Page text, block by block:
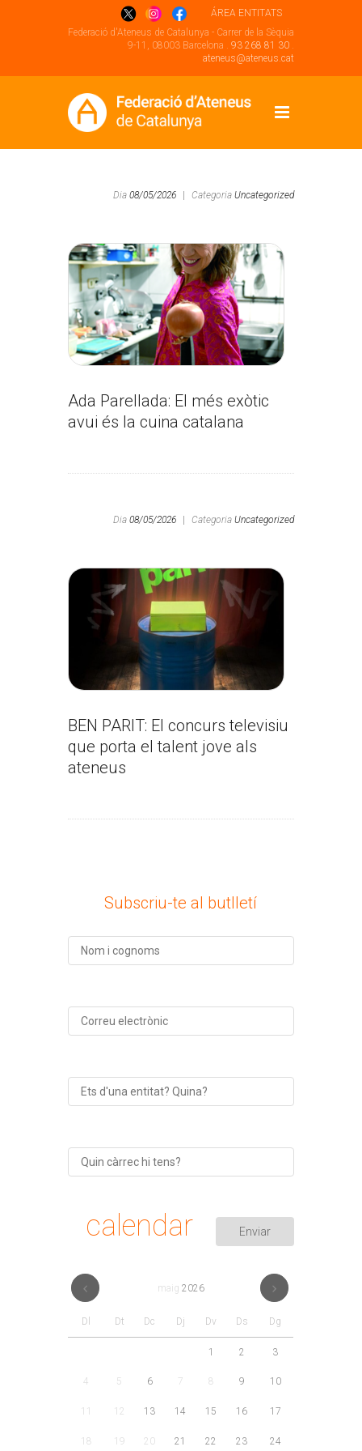
ÁREA ENTITATS
Federació d'Ateneus de Catalunya - Carrer de la Sèquia
9-11, 08003 Barcelona . 93 268 81 30 .
ateneus@ateneus.cat
Dia 08/05/2026 Categoria Uncategorized
Ada Parellada: El més exòtic
avui és la cuina catalana
Dia 08/05/2026 Categoria Uncategorized
BEN PARIT: El concurs televisiu
que porta el talent jove als
ateneus
Subscriu-te al butlletí
calendar
maig 2026
Dl Dt Dc Dj Dv Ds Dg
1 2 3
4 5 6 7 8 9 10
12 13 14 15 16 17
18 19 20 21 22 23 24